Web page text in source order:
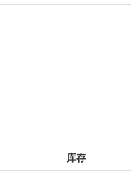
库存